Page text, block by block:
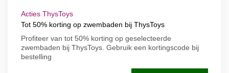
Acties ThysToys
Tot 50% korting op zwembaden bij ThysToys
Profiteer van tot 50% korting op geselecteerde
zwembaden bij ThysToys. Gebruik een kortingscode bij
bestelling